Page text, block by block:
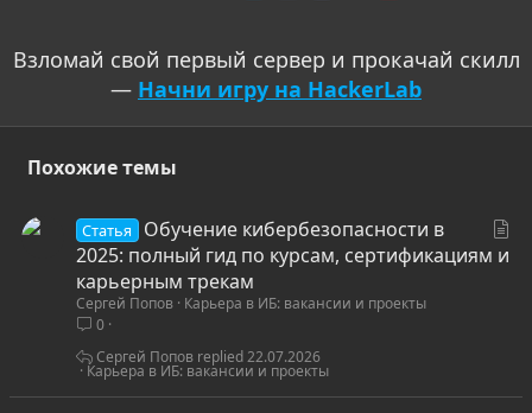
Взломай свой первый сервер и прокачай скилл
— Начни игру на HackerLab
Похожие темы
Статья
Обучение кибербезопасности в
2025: полный гид по курсам, сертификациям и
карьерным трекам
Сергей Попов Карьера в ИБ: вакансии и проекты
0
Карьера в ИБ: вакансии и проекты
22.07.2026
Сергей Попов